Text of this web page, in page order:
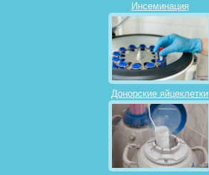
Инсеминация
Донорские яйцеклетки